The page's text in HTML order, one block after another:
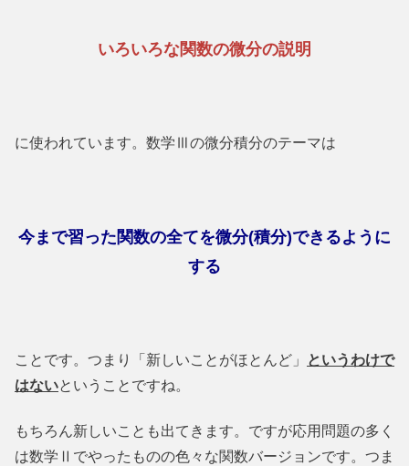
いろいろな関数の微分の説明
に使われています。数学Ⅲの微分積分のテーマは
今まで習った関数の全てを微分(積分)できるように
する
ことです。つまり「新しいことがほとんど」
というわけで
はないということですね。
もちろん新しいことも出てきます。ですが応用問題の多く
は数学Ⅱでやったものの色々な関数バージョンです。つま